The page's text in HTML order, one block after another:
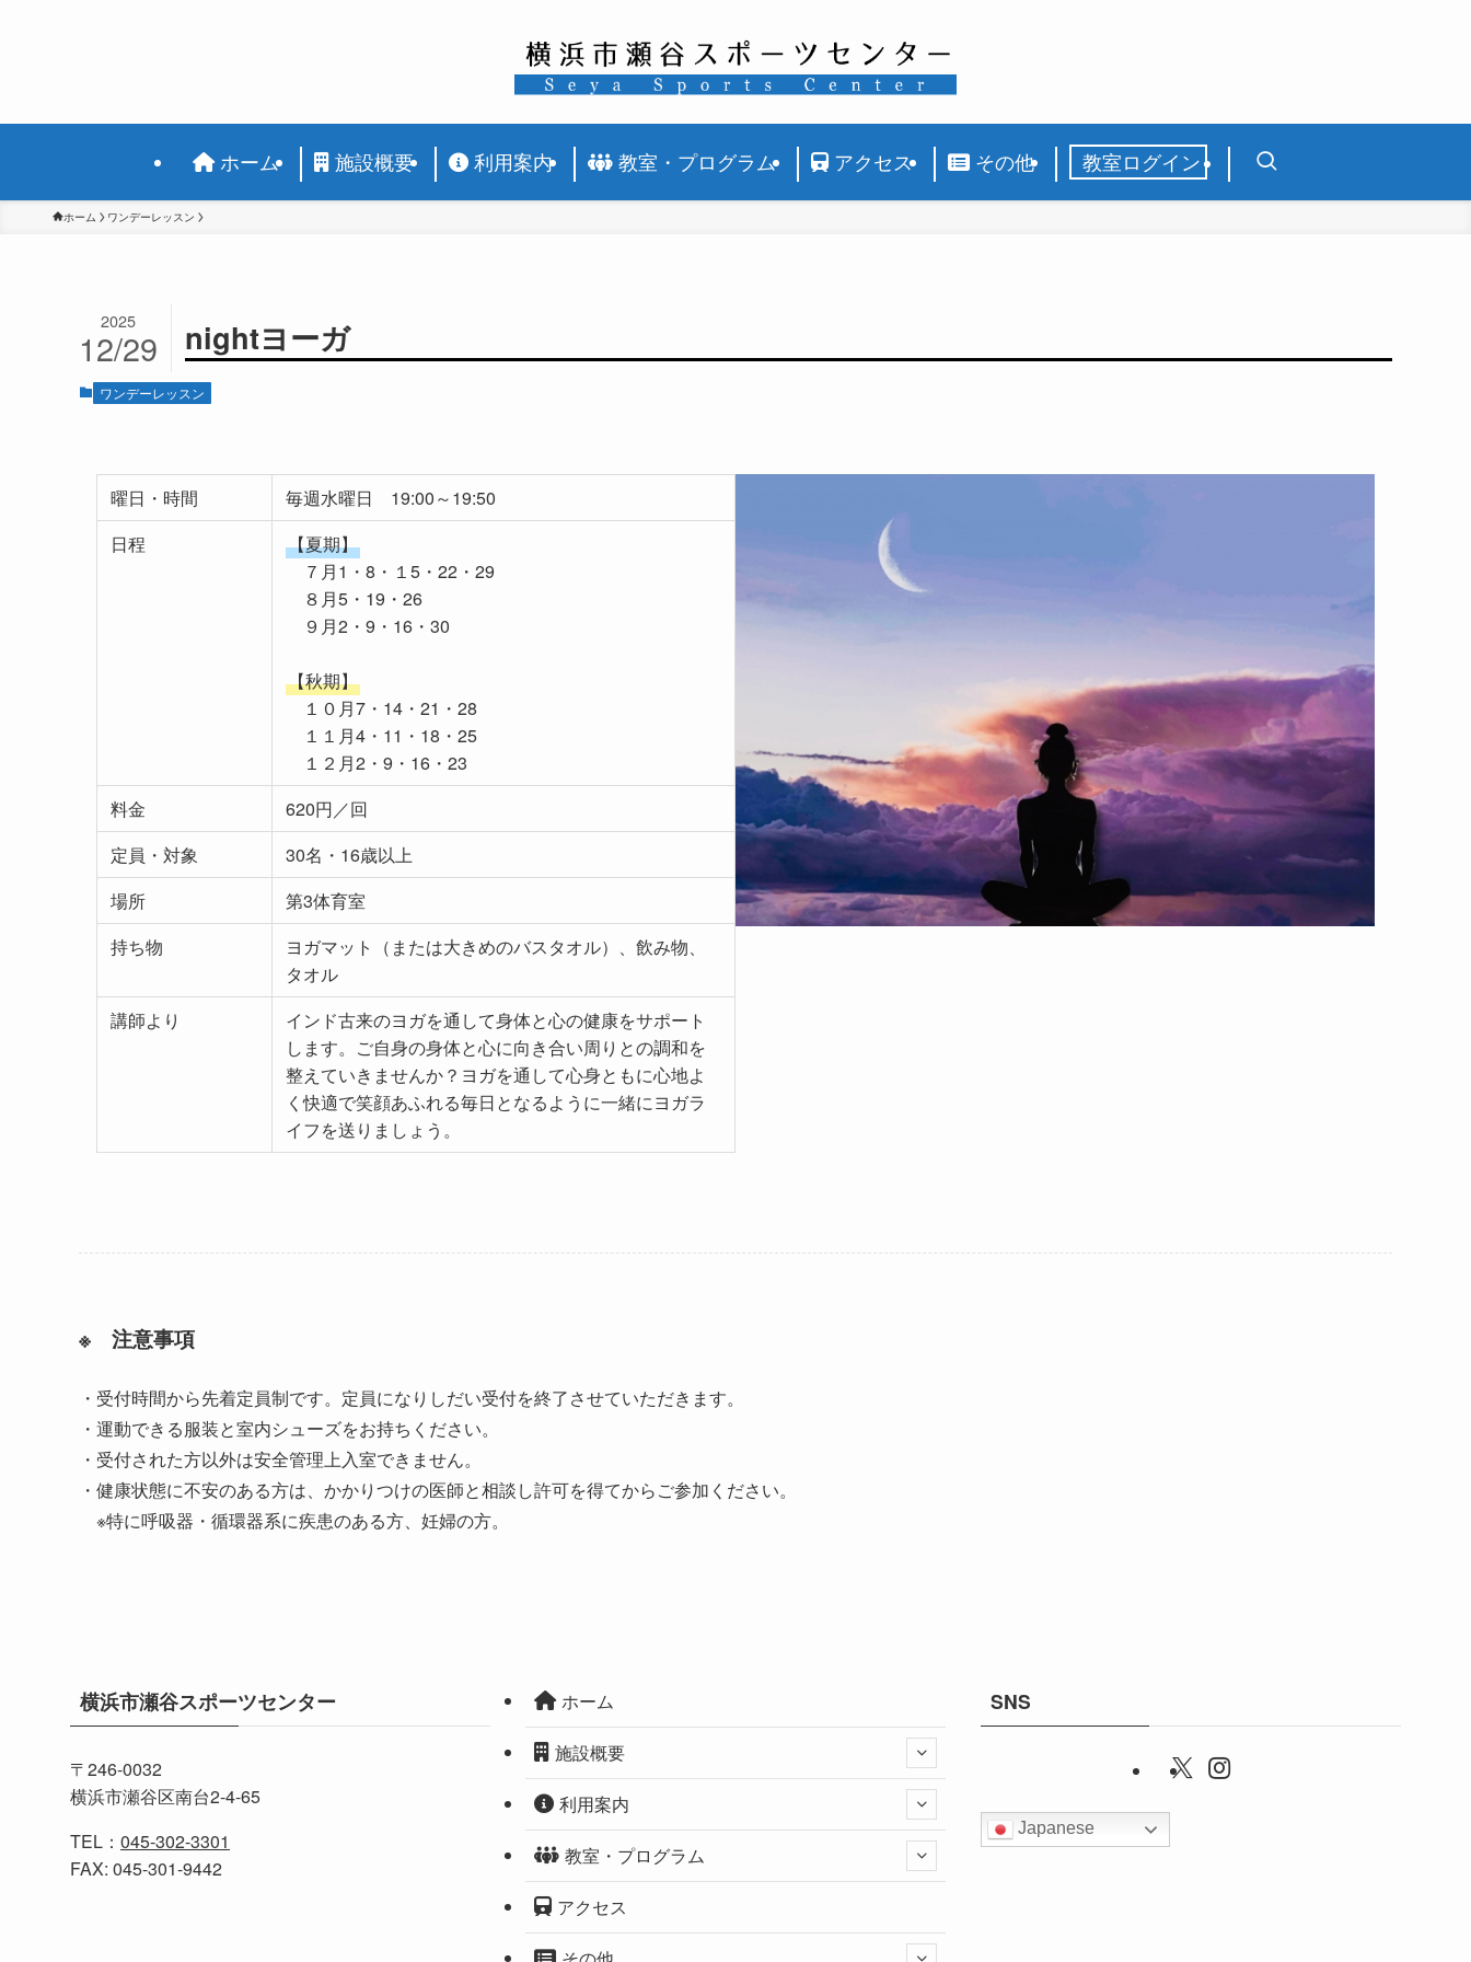
ホーム 施設概要 利用案内 教室・プログラム アクセス その他 教室ログイン
ホーム ワンデーレッスン
nightヨーガ
2025
12/29
ワンデーレッスン
曜日・時間
毎週水曜日 19:00～19:50
日程
【夏期】
７月1・8・１5・22・29
８月5・19・26
９月2・9・16・30
【秋期】
１０月7・14・21・28
１１月4・11・18・25
１２月2・9・16・23
料金
620円／回
定員・対象
30名・16歳以上
場所
第3体育室
持ち物
ヨガマット（または大きめのバスタオル）、飲み物、
タオル
講師より
インド古来のヨガを通して身体と心の健康をサポート
します。ご自身の身体と心に向き合い周りとの調和を
整えていきませんか？ヨガを通して心身ともに心地よ
く快適で笑顔あふれる毎日となるように一緒にヨガラ
イフを送りましょう。
※ 注意事項
・受付時間から先着定員制です。定員になりしだい受付を終了させていただきます。
・運動できる服装と室内シューズをお持ちください。
・受付された方以外は安全管理上入室できません。
・健康状態に不安のある方は、かかりつけの医師と相談し許可を得てからご参加ください。
※特に呼吸器・循環器系に疾患のある方、妊婦の方。
横浜市瀬谷スポーツセンター
〒246-0032
横浜市瀬谷区南台2-4-65
TEL： 045-302-3301
FAX: 045-301-9442
ホーム
施設概要
利用案内
教室・プログラム
アクセス
SNS
Japanese